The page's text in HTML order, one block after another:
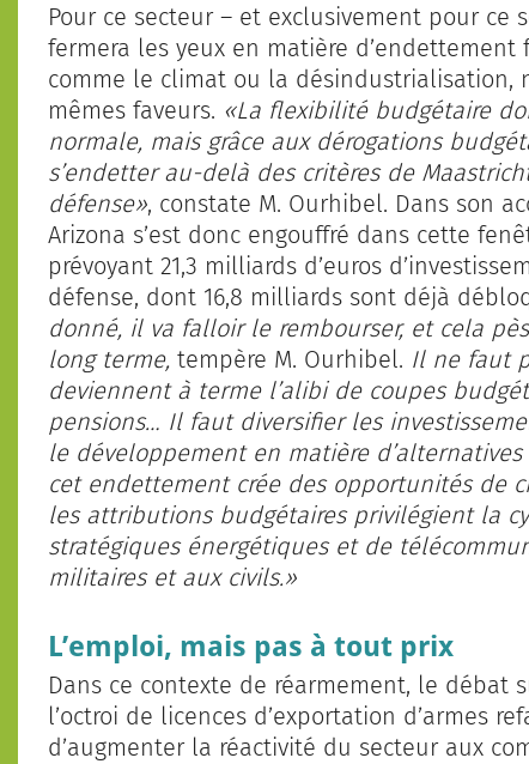
Pour ce secteur – et exclusivement pour ce
fermera les yeux en matière d’endettement
comme le climat ou la désindustrialisation,
mêmes faveurs. «La flexibilité budgétaire
normale, mais grâce aux dérogations
s’endetter au-delà des critères de
défense», constate M. Ourhibel. Dans son
Arizona s’est donc engouffré dans cette
prévoyant 21,3 milliards d’euros
défense, dont 16,8 milliards sont déjà
donné, il va falloir le rembourser, et cela
long terme, tempère M. Ourhibel. Il ne faut
deviennent à terme l’alibi de coupes
pensions… Il faut diversifier les
le développement en matière
cet endettement crée des opportunités de
les attributions budgétaires privilégient la
stratégiques énergétiques et de
militaires et aux civils.»
L’emploi, mais pas à tout prix
Dans ce contexte de réarmement, le débat
l’octroi de licences d’exportation d’armes
d’augmenter la réactivité du secteur aux